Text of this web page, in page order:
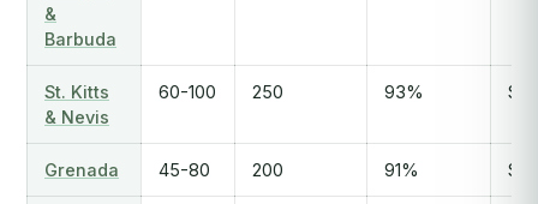
&
Barbuda
St. Kitts
& Nevis
60-100 250 93%
Grenada 45-80 200 91%